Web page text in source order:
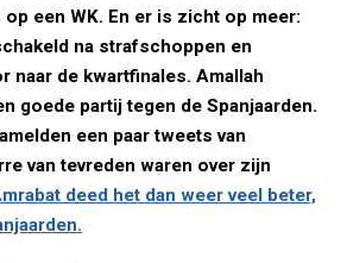
een WK. En er is zicht op meer:
na strafschoppen en
naar de kwartfinales. Amallah
goede partij tegen de Spanjaarden.
een paar tweets van
van tevreden waren over zijn
deed het dan weer veel beter,